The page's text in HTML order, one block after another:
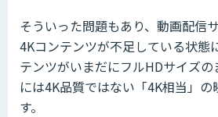
そういった問題もあり、動画配信
4Kコンテンツが不足している状態
テンツがいまだにフルHDサイズ
には4K品質ではない「4K相当」の
す。